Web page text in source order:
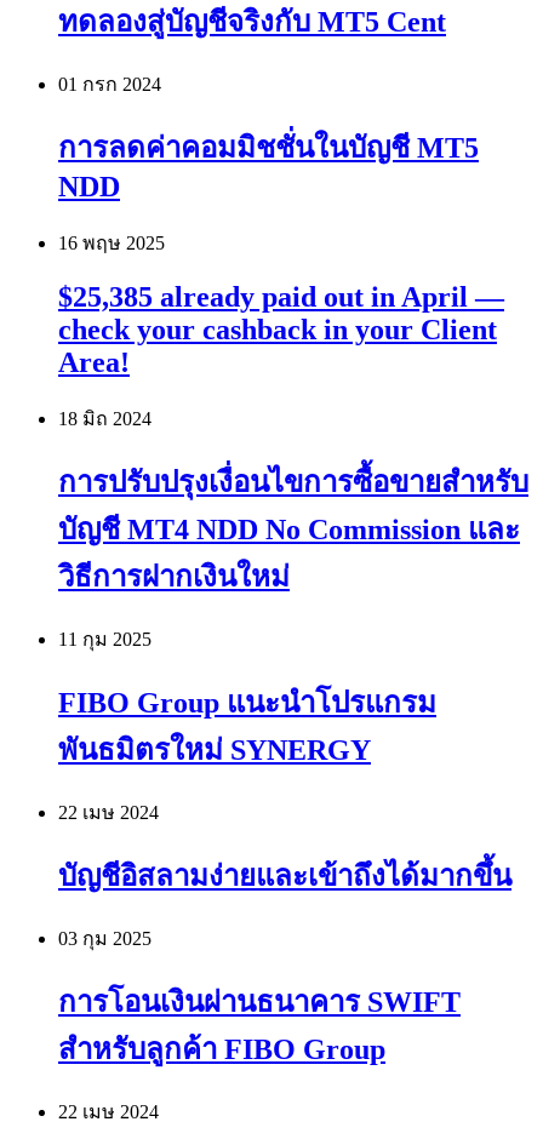
ทดลองสู่บัญชีจริงกับ MT5 Cent
01 กรก 2024
การลดค่าคอมมิชชั่นในบัญชี MT5
NDD
16 พฤษ 2025
$25,385 already paid out in April —
check your cashback in your Client
Area!
18 มิถ 2024
การปรับปรุงเงื่อนไขการซื้อขายสำหรับ
บัญชี MT4 NDD No Commission และ
วิธีการฝากเงินใหม่
11 กุม 2025
FIBO Group แนะนำโปรแกรม
พันธมิตรใหม่ SYNERGY
22 เมษ 2024
บัญชีอิสลามง่ายและเข้าถึงได้มากขึ้น
03 กุม 2025
การโอนเงินผ่านธนาคาร SWIFT
สำหรับลูกค้า FIBO Group
22 เมษ 2024